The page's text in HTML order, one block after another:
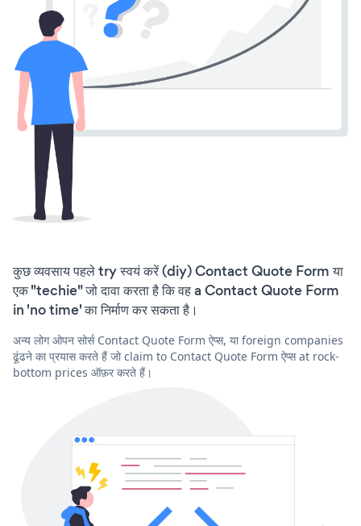
कुछ व्यवसाय पहले try स्वयं करें (diy) Contact Quote Form या
एक "techie" जो दावा करता है कि वह a Contact Quote Form
in 'no time' का निर्माण कर सकता है।
अन्य लोग ओपन सोर्स Contact Quote Form ऐप्स, या foreign companies
ढूंढने का प्रयास करते हैं जो claim to Contact Quote Form ऐप्स at rock-
bottom prices ऑफ़र करते हैं।